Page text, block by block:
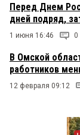
Перед Днем
дней подряд,
1 июня 16:46 0
В Омской
работников
12 февраля 09:12